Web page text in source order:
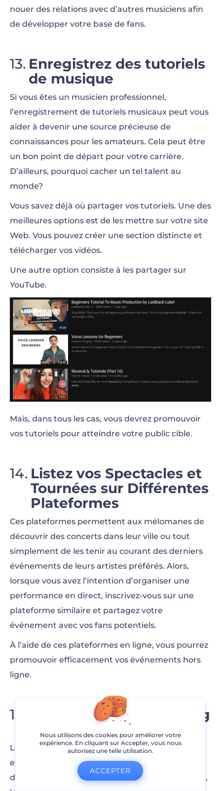
nouer des relations avec d’autres musiciens afin
de développer votre base de fans.
Enregistrez des tutoriels
de musique
Si vous êtes un musicien professionnel,
l’enregistrement de tutoriels musicaux peut vous
aider à devenir une source précieuse de
connaissances pour les amateurs. Cela peut être
un bon point de départ pour votre carrière.
D’ailleurs, pourquoi cacher un tel talent au
monde?
Vous savez déjà où partager vos tutoriels. Une des
meilleures options est de les mettre sur votre site
Web. Vous pouvez créer une section distincte et
télécharger vos vidéos.
Une autre option consiste à les partager sur
YouTube.
Mais, dans tous les cas, vous devrez promouvoir
vos tutoriels pour atteindre votre public cible.
Listez vos Spectacles et
Tournées sur Différentes
Plateformes
Ces plateformes permettent aux mélomanes de
découvrir des concerts dans leur ville ou tout
simplement de les tenir au courant des derniers
événements de leurs artistes préférés. Alors,
lorsque vous avez l’intention d’organiser une
performance en direct, inscrivez-vous sur une
plateforme similaire et partagez votre
événement avec vos fans potentiels.
À l’aide de ces plateformes en ligne, vous pourrez
promouvoir efficacement vos événements hors
ligne.
Essayez le Crowdfunding
pour les Musiciens
Le financement participatif semble être un
excellent moyen pour les musiciens de collecter
des fonds pour leur prochain album ou projet. Et,
Nous utilisons des cookies pour améliorer votre
expérience. En cliquant sur Accepter, vous nous
autorisez une telle utilisation.
ACCEPTER